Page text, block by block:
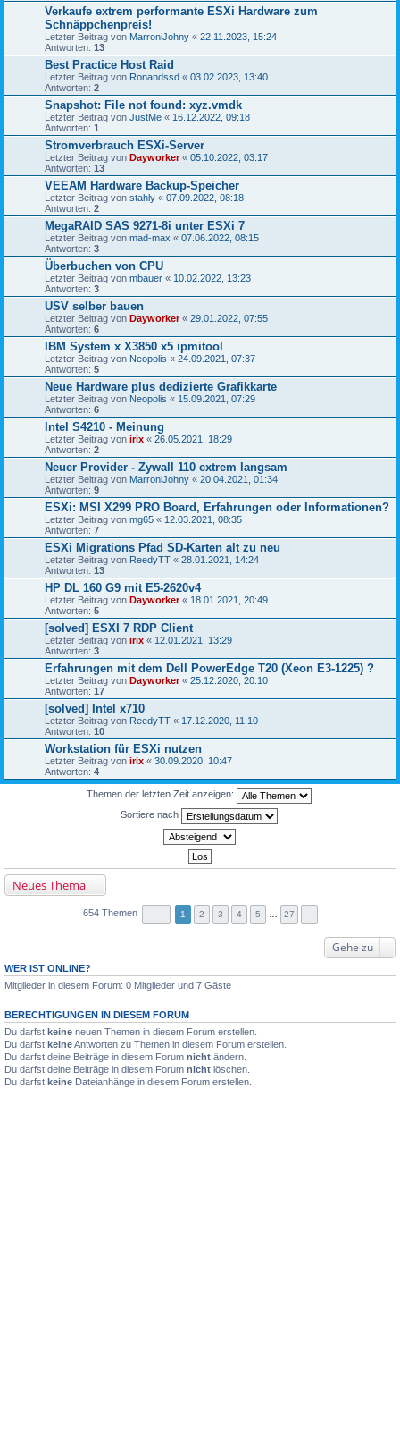
Verkaufe extrem performante ESXi Hardware zum
Schnäppchenpreis!
Letzter Beitrag von MarroniJohny « 22.11.2023, 15:24
Antworten: 13
Best Practice Host Raid
Letzter Beitrag von Ronandssd « 03.02.2023, 13:40
Antworten: 2
Snapshot: File not found: xyz.vmdk
Letzter Beitrag von JustMe « 16.12.2022, 09:18
Antworten: 1
Stromverbrauch ESXi-Server
Letzter Beitrag von Dayworker« 05.10.2022, 03:17
Antworten: 13
VEEAM Hardware Backup-Speicher
Letzter Beitrag von stahly « 07.09.2022, 08:18
Antworten: 2
MegaRAID SAS 9271-8i unter ESXi 7
Letzter Beitrag von mad-max « 07.06.2022, 08:15
Antworten: 3
Überbuchen von CPU
Letzter Beitrag von mbauer « 10.02.2022, 13:23
Antworten: 3
USV selber bauen
Letzter Beitrag von Dayworker« 29.01.2022, 07:55
Antworten: 6
IBM System x X3850 x5 ipmitool
Letzter Beitrag von Neopolis « 24.09.2021, 07:37
Antworten: 5
Neue Hardware plus dedizierte Grafikkarte
Letzter Beitrag von Neopolis « 15.09.2021, 07:29
Antworten: 6
Intel S4210 - Meinung
Letzter Beitrag von irix « 26.05.2021, 18:29
Antworten: 2
Neuer Provider - Zywall 110 extrem langsam
Letzter Beitrag von MarroniJohny « 20.04.2021, 01:34
Antworten: 9
ESXi: MSI X299 PRO Board, Erfahrungen oder Informationen?
Letzter Beitrag von mg65 « 12.03.2021, 08:35
Antworten: 7
ESXi Migrations Pfad SD-Karten alt zu neu
Letzter Beitrag von ReedyTT « 28.01.2021, 14:24
Antworten: 13
HP DL 160 G9 mit E5-2620v4
Letzter Beitrag von Dayworker« 18.01.2021, 20:49
Antworten: 5
[solved] ESXI 7 RDP Client
Letzter Beitrag von irix « 12.01.2021, 13:29
Antworten: 3
Erfahrungen mit dem Dell PowerEdge T20 (Xeon E3-1225) ?
Letzter Beitrag von Dayworker« 25.12.2020, 20:10
Antworten: 17
[solved] Intel x710
Letzter Beitrag von ReedyTT « 17.12.2020, 11:10
Antworten: 10
Workstation für ESXi nutzen
Letzter Beitrag von irix « 30.09.2020, 10:47
Antworten: 4
Themen der letzten Zeit anzeigen:
Sortiere nach
Neues Thema
654 Themen 1 2 3 4 5 27
Gehe zu
WER IST ONLINE?
Mitglieder in diesem Forum: 0 Mitglieder und 7 Gäste
BERECHTIGUNGEN IN DIESEM FORUM
Du darfst keine neuen Themen in diesem Forum erstellen.
Du darfst keineAntworten zu Themen in diesem Forum erstellen.
Du darfst deine Beiträge in diesem Forum nicht ändern.
Du darfst deine Beiträge in diesem Forum nicht löschen.
Du darfst keine Dateianhänge in diesem Forum erstellen.